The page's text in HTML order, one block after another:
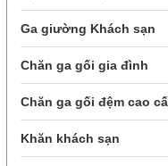
Ga giường Khách sạn
Chăn ga gối gia đình
Chăn ga gối đệm cao
Khăn khách sạn